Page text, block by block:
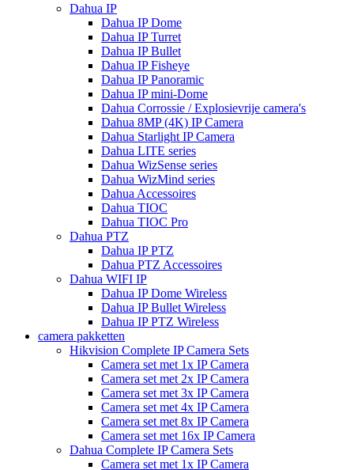
Dahua IP
Dahua IP Dome
Dahua IP Turret
Dahua IP Bullet
Dahua IP Fisheye
Dahua IP Panoramic
Dahua IP mini-Dome
Dahua Corrossie / Explosievrije camera's
Dahua 8MP (4K) IP Camera
Dahua Starlight IP Camera
Dahua LITE series
Dahua WizSense series
Dahua WizMind series
Dahua Accessoires
Dahua TIOC
Dahua TIOC Pro
Dahua PTZ
Dahua IP PTZ
Dahua PTZ Accessoires
Dahua WIFI IP
Dahua IP Dome Wireless
Dahua IP Bullet Wireless
Dahua IP PTZ Wireless
camera pakketten
Hikvision Complete IP Camera Sets
Camera set met 1x IP Camera
Camera set met 2x IP Camera
Camera set met 3x IP Camera
Camera set met 4x IP Camera
Camera set met 8x IP Camera
Camera set met 16x IP Camera
Dahua Complete IP Camera Sets
Camera set met 1x IP Camera